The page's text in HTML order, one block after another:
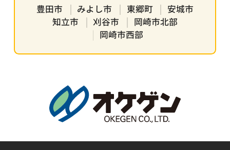
豊田市 みよし市 東郷町
安城市
知立市
刈谷市
岡崎市北部
岡崎市西部